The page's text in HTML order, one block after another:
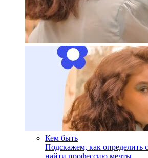
Кем быть
Подскажем, как определить
найти профессию мечты